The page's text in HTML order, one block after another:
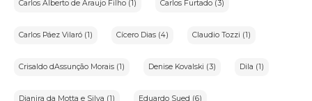
Carlos Alberto de Araujo Filho (1) Carlos Furtado (3)
Carlos Páez Vilaró (1) Cícero Dias (4) Claudio Tozzi (1)
Crisaldo dAssunção Morais (1) Denise Kovalski (3) Dila (1)
Djanira da Motta e Silva (1) Eduardo Sued (6)